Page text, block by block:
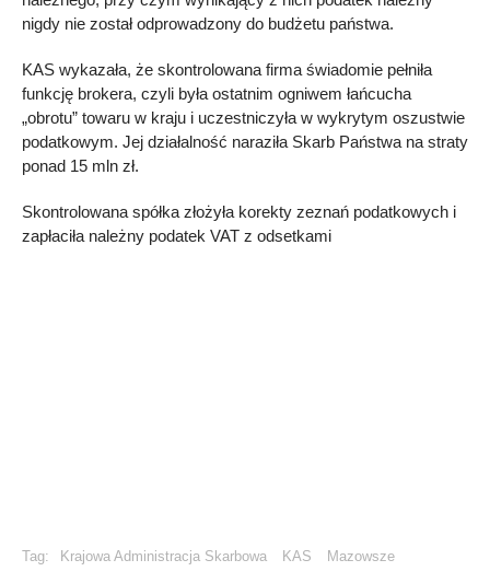
nigdy nie został odprowadzony do budżetu państwa.
KAS wykazała, że skontrolowana firma świadomie pełniła
funkcję brokera, czyli była ostatnim ogniwem łańcucha
„obrotu” towaru w kraju i uczestniczyła w wykrytym oszustwie
podatkowym. Jej działalność naraziła Skarb Państwa na straty
ponad 15 mln zł.
Skontrolowana spółka złożyła korekty zeznań podatkowych i
zapłaciła należny podatek VAT z odsetkami
Tag: Krajowa Administracja Skarbowa KAS Mazowsze